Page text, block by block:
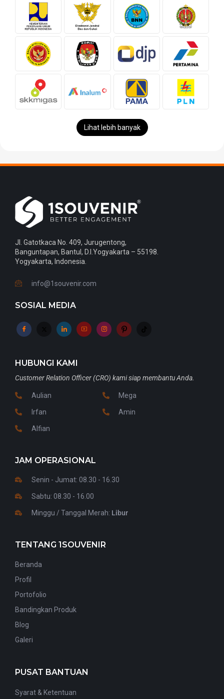
Lihat lebih banyak
Jl. Gatotkaca No. 409, Jurugentong,
Banguntapan, Bantul, D.I.Yogyakarta – 55198.
Yogyakarta, Indonesia.
info@1souvenir.com
SOSIAL MEDIA
HUBUNGI KAMI
Customer Relation Officer (CRO) kami siap membantu Anda.
Aulian
Irfan
Alfian
Mega
Amin
JAM OPERASIONAL
Senin - Jumat: 08.30 - 16.30
Sabtu: 08.30 - 16.00
Minggu / Tanggal Merah: Libur
TENTANG 1SOUVENIR
Beranda
Profil
Portofolio
Bandingkan Produk
Blog
Galeri
PUSAT BANTUAN
Syarat & Ketentuan